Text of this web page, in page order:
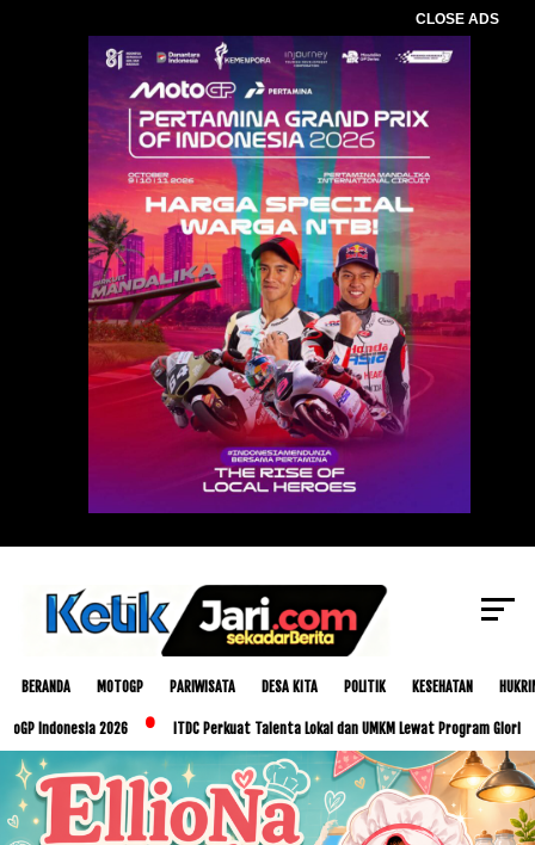
CLOSE ADS
BERANDA MOTOGP PARIWISATA DESA KITA POLITIK KESEHATAN
2026 ITDC Perkuat Talenta Lokal dan UMKM Lewat Program Glorious Golo